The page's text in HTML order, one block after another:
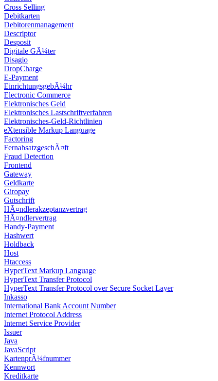
Cross Selling
Debitkarten
Debitorenmanagement
Descriptor
Desposit
Digitale GÃ¼ter
Disagio
DropCharge
E-Payment
EinrichtungsgebÃ¼hr
Electronic Commerce
Elektronisches Geld
Elektronisches Lastschriftverfahren
Elektronisches-Geld-Richtlinien
eXtensible Markup Language
Factoring
FernabsatzgeschÃ¤ft
Fraud Detection
Frontend
Gateway
Geldkarte
Giropay
Gutschrift
HÃ¤ndlerakzeptanzvertrag
HÃ¤ndlervertrag
Handy-Payment
Hashwert
Holdback
Host
Htaccess
HyperText Markup Language
HyperText Transfer Protocol
HyperText Transfer Protocol over Secure Socket Layer
Inkasso
International Bank Account Number
Internet Protocol Address
Internet Service Provider
Issuer
Java
JavaScript
KartenprÃ¼fnummer
Kennwort
Kreditkarte